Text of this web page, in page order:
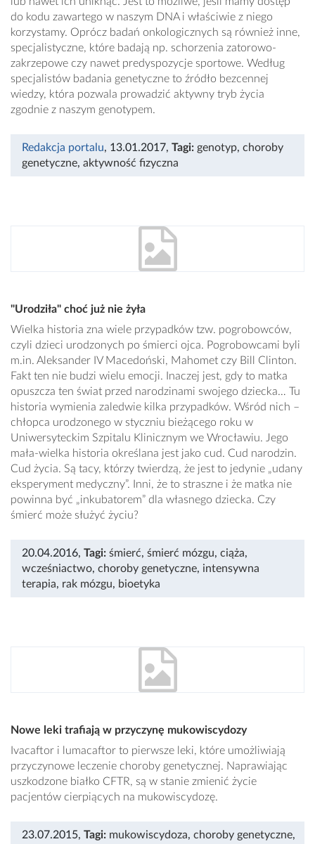
do kodu zawartego w naszym DNA i właściwie z niego
korzystamy. Oprócz badań onkologicznych są również inne,
specjalistyczne, które badają np. schorzenia zatorowo-
zakrzepowe czy nawet predyspozycje sportowe. Według
specjalistów badania genetyczne to źródło bezcennej
wiedzy, która pozwala prowadzić aktywny tryb życia
zgodnie z naszym genotypem.
Redakcja portalu, 13.01.2017, Tagi: genotyp, choroby
genetyczne, aktywność fizyczna
"Urodziła" choć już nie żyła
Wielka historia zna wiele przypadków tzw. pogrobowców,
czyli dzieci urodzonych po śmierci ojca. Pogrobowcami byli
m.in. Aleksander IV Macedoński, Mahomet czy Bill Clinton.
Fakt ten nie budzi wielu emocji. Inaczej jest, gdy to matka
opuszcza ten świat przed narodzinami swojego dziecka… Tu
historia wymienia zaledwie kilka przypadków. Wśród nich –
chłopca urodzonego w styczniu bieżącego roku w
Uniwersyteckim Szpitalu Klinicznym we Wrocławiu. Jego
mała-wielka historia określana jest jako cud. Cud narodzin.
Cud życia. Są tacy, którzy twierdzą, że jest to jedynie „udany
eksperyment medyczny”. Inni, że to straszne i że matka nie
powinna być „inkubatorem” dla własnego dziecka. Czy
śmierć może służyć życiu?
20.04.2016, Tagi: śmierć, śmierć mózgu, ciąża,
wcześniactwo, choroby genetyczne, intensywna
terapia, rak mózgu, bioetyka
Nowe leki trafiają w przyczynę mukowiscydozy
Ivacaftor i lumacaftor to pierwsze leki, które umożliwiają
przyczynowe leczenie choroby genetycznej. Naprawiając
uszkodzone białko CFTR, są w stanie zmienić życie
pacjentów cierpiących na mukowiscydozę.
23.07.2015, Tagi: mukowiscydoza, choroby genetyczne,